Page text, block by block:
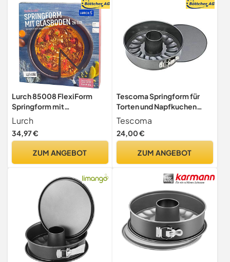
Lurch 85008 FlexiForm
Springform mit
Glasboden/runde
Kuchenbackform (Ø 26 x 6
cm) aus 100% BPA-freiem
Lurch
34,97 €
ZUM ANGEBOT
Tescoma Springform für
Torten und Napfkuchen
DELICIA ø 22 cm
Tescoma
24,00 €
ZUM ANGEBOT